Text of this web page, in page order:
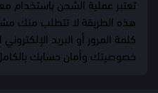
هذه الطريقة لا تتطلب منك
كلمة المرور أو البريد
خصوصيتك وأمان حسابك